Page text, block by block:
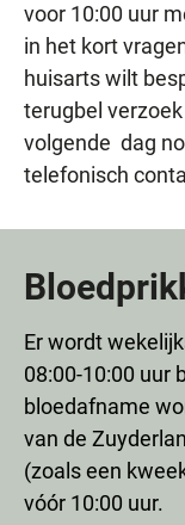
voor 10:00 uur
in het kort
huisarts wilt
terugbel
volgende dag
telefonisch
Er wordt
08:00-10:00 uur
bloedafname
van de
(zoals een
vóór 10:00 uur.